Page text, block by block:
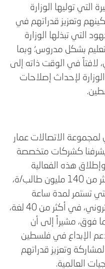
التي توليها الوزارة
وتعزيز قدراتهم في
التي تبذلها الوزارة
بشكل مدروس؛ وبما
لافتاً في الوقت ذاته إلى
لإحداث إصلاحات
الاتصالات عمار
"يشرفنا كشركات متخصصة
هذه الفعالية
التكنولوجية التي يشارك فيها أكثر من 140 مليون طالب/ة،
تستمر لمدة ساعة
متواصلة من خلال الموقع الإلكتروني، في أكثر من 40 لغة،
فوق، مشيراً إلى أن
الإبداع في فلسطين
وتعزيز قدراتهم
العالمية.